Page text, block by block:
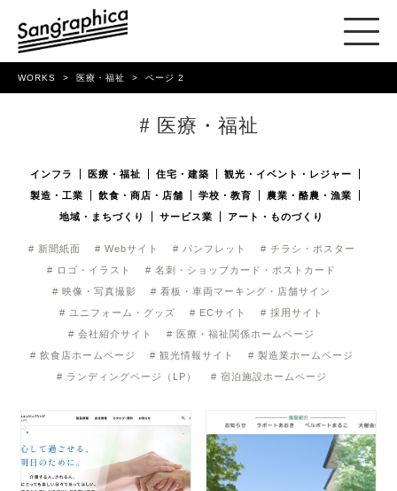
WORKS 医療・福祉 ページ 2
# 医療・福祉
インフラ 医療・福祉 住宅・建築
観光・イベント・レジャー
製造・工業
飲食・商店・店舗 学校・教育
農業・酪農・漁業
地域・まちづくり
サービス業 アート・ものづくり
# 新聞紙面 # Webサイト # パンフレット
# チラシ・ポスター
# ロゴ・イラスト
# 名刺・ショップカード・ポストカード
# 映像・写真撮影
# 看板・車両マーキング・店舗サイン
# ユニフォーム・グッズ
# ECサイト
# 採用サイト
# 会社紹介サイト
# 医療・福祉関係ホームページ
# 飲食店ホームページ
# 観光情報サイト
# 製造業ホームページ
# ランディングページ（LP）
# 宿泊施設ホームページ